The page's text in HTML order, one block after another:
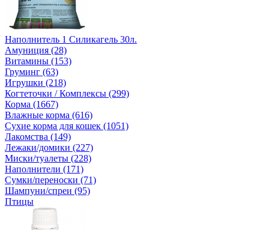
Наполнитель 1 Силикагель 30л.
Амуниция (28)
Витамины (153)
Груминг (63)
Игрушки (218)
Когтеточки / Комплексы (299)
Корма (1667)
Влажные корма (616)
Сухие корма для кошек (1051)
Лакомства (149)
Лежаки/домики (227)
Миски/туалеты (228)
Наполнители (171)
Сумки/переноски (71)
Шампуни/спреи (95)
Птицы